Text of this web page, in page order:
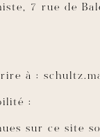
7 rue de
à :
:
sur ce site